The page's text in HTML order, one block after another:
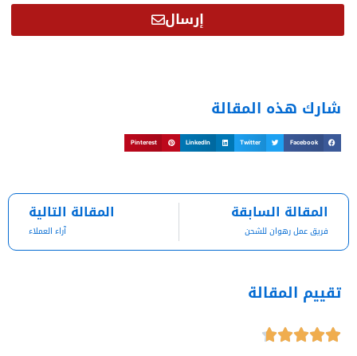
إرسال
شارك هذه المقالة
Facebook
Twitter
LinkedIn
Pinterest
المقالة السابقة
فريق عمل رهوان للشحن
المقالة التالية
آراء العملاء
تقييم المقالة





Rated
4.7